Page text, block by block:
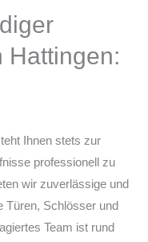
Hattingen:
Ihnen stets zur
professionell zu
wir zuverlässige und
Türen, Schlösser und
Team ist rund